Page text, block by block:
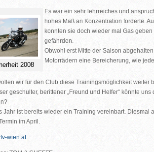
2008
Es war ein sehr lehrreiches und
hohes Maß an Konzentration forderte.
konnten sie doch wieder mal Gas
gefährden.
Obwohl erst Mitte der Saison
Motorrädern eine Bereicherung, wie
wir für den Club diese Trainingsmöglichkeit weiter
geschulter, berittener „Freund und Helfer“ könnte uns
Jahr ist bereits wieder ein Training vereinbart. Diesmal
im April.
wien.at